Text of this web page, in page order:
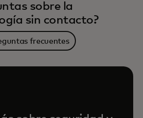
sobre la
sin contacto?
frecuentes